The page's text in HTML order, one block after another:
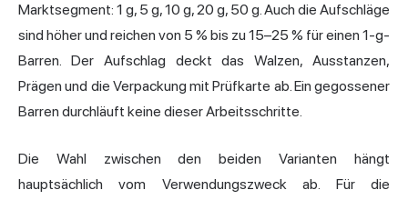
Marktsegment: 1 g, 5 g, 10 g, 20 g, 50 g. Auch die Aufschläge
sind höher und reichen von 5 % bis zu 15–25 % für einen 1-g-
Barren. Der Aufschlag deckt das Walzen, Ausstanzen,
Prägen und die Verpackung mit Prüfkarte ab. Ein gegossener
Barren durchläuft keine dieser Arbeitsschritte.
Die Wahl zwischen den beiden Varianten hängt
hauptsächlich vom Verwendungszweck ab. Für die